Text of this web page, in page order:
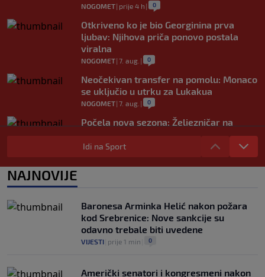
NOGOMET| prije 4 h | 0
Otkriveno ko je bio Georginina prva
ljubav: Njihova priča ponovo postala
viralna
NOGOMET| 7. aug. | 0
Neočekivan transfer na pomolu: Monaco
se uključio u utrku za Lukakua
NOGOMET| 7. aug. | 0
Počela nova sezona: Željezničar na
NOGOMET|7. aug.
UEFA pokreće istragu: Je li Infantino
Idi na Sport
NAJNOVIJE
Baronesa Arminka Helić nakon požara
kod Srebrenice: Nove sankcije su
odavno trebale biti uvedene
VIJESTI prije 1 min 0
Američki senatori i kongresmeni nakon